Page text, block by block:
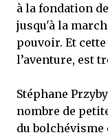
à la fondation
jusqu'à la
pouvoir. Et
l’aventure, est
Stéphane
nombre de
du